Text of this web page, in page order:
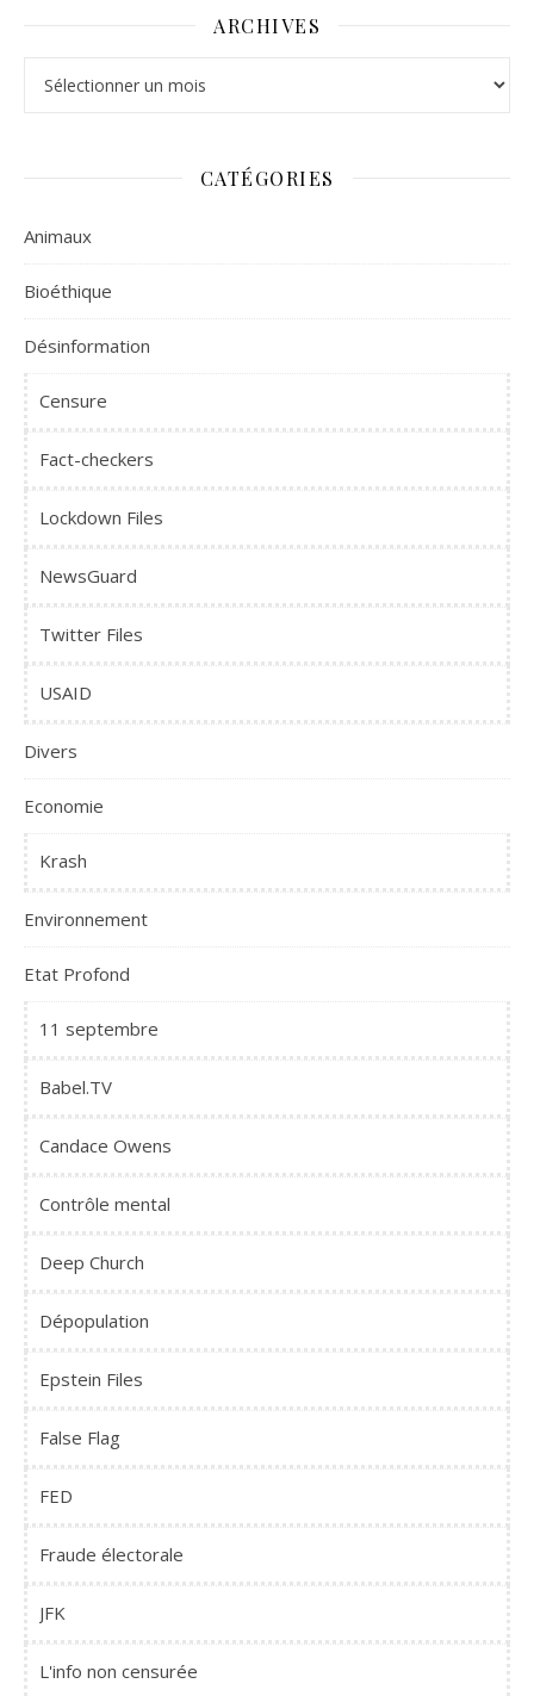
ARCHIVES
CATÉGORIES
Animaux
Bioéthique
Désinformation
Censure
Fact-checkers
Lockdown Files
NewsGuard
Twitter Files
USAID
Divers
Economie
Krash
Environnement
Etat Profond
11 septembre
Babel.TV
Candace Owens
Contrôle mental
Deep Church
Dépopulation
Epstein Files
False Flag
FED
Fraude électorale
JFK
L'info non censurée